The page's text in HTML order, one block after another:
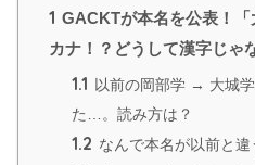
1 GACKTが本名を公表！
カナ！？どうして漢字じゃ
1.1 以前の岡部学 → 大城
た…。読み方は？
1.2 なんで本名が以前と